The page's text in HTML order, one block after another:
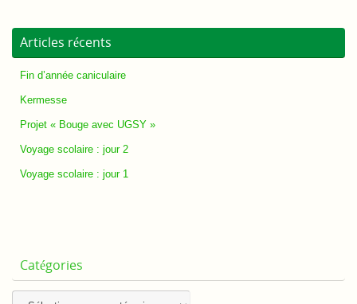
Articles récents
Fin d’année caniculaire
Kermesse
Projet « Bouge avec UGSY »
Voyage scolaire : jour 2
Voyage scolaire : jour 1
Catégories